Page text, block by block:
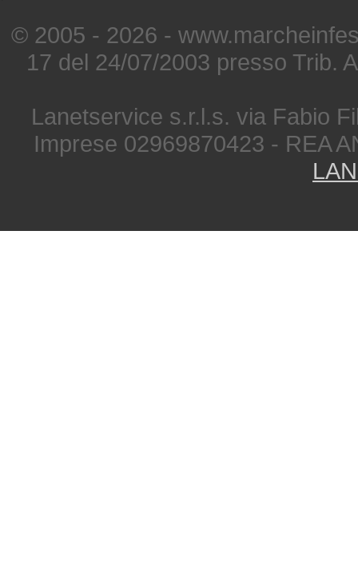
© 2005 - 2026 -
17 del 24/07/2003 presso Trib.
Lanetservice s.r.l.s. via Fabio
Imprese 02969870423 - REA